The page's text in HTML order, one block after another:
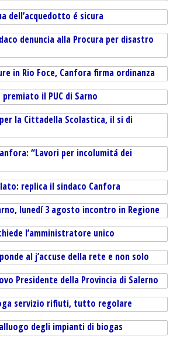
dell’acquedotto é sicura
denuncia alla Procura per disastro
in Rio Foce, Canfora firma ordinanza
il PUC di Sarno
la Cittadella Scolastica, il si di
“Lavori per incolumitá dei
replica il sindaco Canfora
lunedí 3 agosto incontro in Regione
l’amministratore unico
al j’accuse della rete e non solo
Presidente della Provincia di Salerno
servizio rifiuti, tutto regolare
degli impianti di biogas